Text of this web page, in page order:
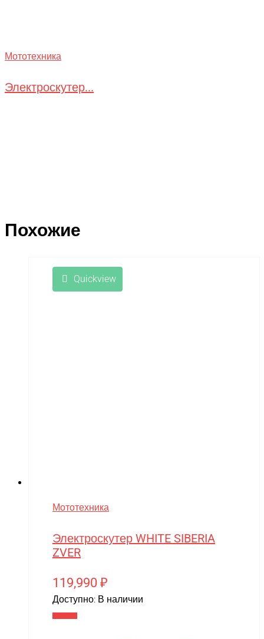
Мототехника
Электроскутер...
Похожие
Quickview
Мототехника
Электроскутер WHITE SIBERIA
ZVER
119,990 ₽
Доступно: В наличии